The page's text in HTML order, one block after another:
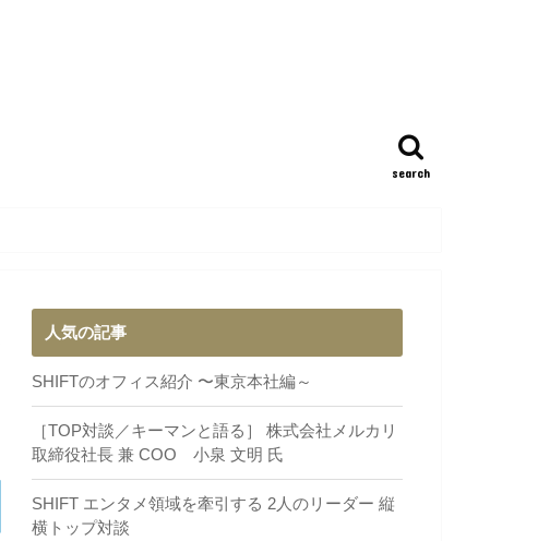
search
人気の記事
SHIFTのオフィス紹介 〜東京本社編～
［TOP対談／キーマンと語る］ 株式会社メルカリ
取締役社長 兼 COO 小泉 文明 氏
SHIFT エンタメ領域を牽引する 2人のリーダー 縦
横トップ対談